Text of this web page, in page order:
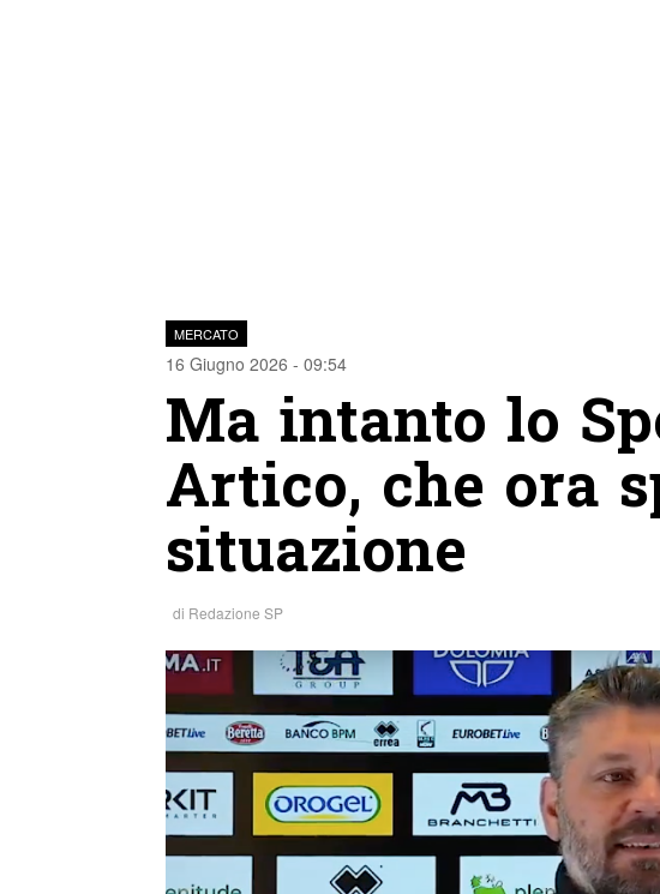
MERCATO
16 Giugno 2026 - 09:54
Ma intanto lo
Artico, che ora
situazione
di Redazione SP